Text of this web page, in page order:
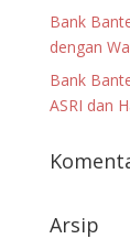
Bank
dengan
Bank
ASRI dan
Arsip